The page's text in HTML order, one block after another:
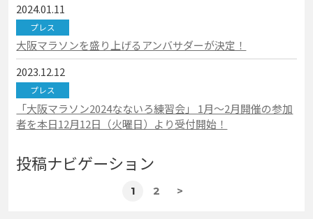
2024.01.11
プレス
大阪マラソンを盛り上げるアンバサダーが決定！
2023.12.12
プレス
「大阪マラソン2024なないろ練習会」 1月～2月開催の参加
者を本日12月12日（火曜日）より受付開始！
投稿ナビゲーション
1 2 >